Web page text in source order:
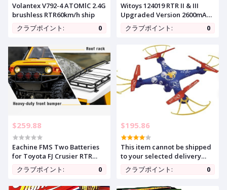
Volantex V792-4 ATOMlC 2.4G
brushless RTR60km/h ship
クラブポイント:
0
Witoys 124019 RTR II & III
Upgraded Version 2600mAh
Battery 2.4G 4WD 55km /h
Gold Layer Chassis RC Car
クラブポイント: 0
$259.88
Eachine FMS Two Batteries
for Toyota FJ Crusier RTR
1/18 2.4G 4WD Remote
Control Car Crawler Off-road
クラブポイント: 0
$195.86
This item cannot be shipped
to your selected delivery
location. Please choose a
different delivery location.
クラブポイント: 0